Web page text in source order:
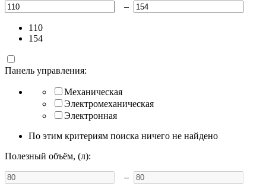
–
110
154
Панель управления:
Механическая
Электромеханическая
Электронная
По этим критериям поиска ничего не найдено
Полезный объём, (л):
–